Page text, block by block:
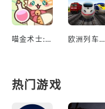
喵金术士:猫咪合并大亨 欧洲列车模拟2
热门游戏